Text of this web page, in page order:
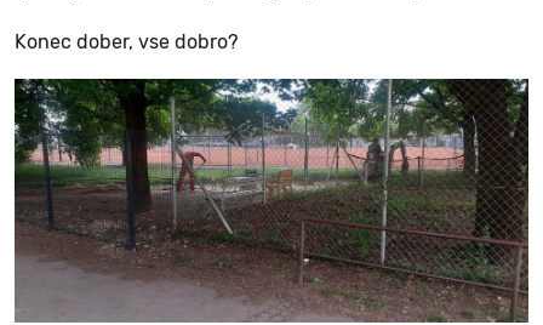
Konec dober, vse dobro?